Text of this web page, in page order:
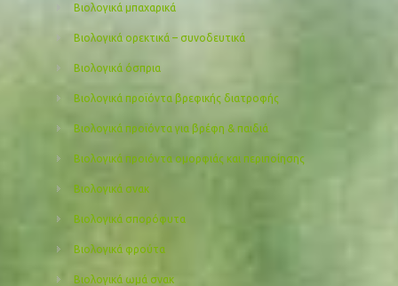
Βιολογικά μπαχαρικά
Βιολογικά ορεκτικά – συνοδευτικά
Βιολογικά όσπρια
Βιολογικά προϊόντα βρεφικής διατροφής
Βιολογικά προϊόντα για βρέφη & παιδιά
Βιολογικά προιόντα ομορφιάς και περιποίησης
Βιολογικά σνακ
Βιολογικά σπορόφυτα
Βιολογικά φρούτα
Βιολογικά ωμά σνακ